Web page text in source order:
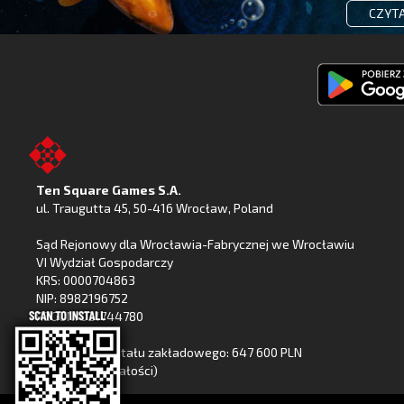
Ten Square Games S.A.
ul. Traugutta 45, 50-416 Wrocław, Poland
Sąd Rejonowy dla Wrocławia-Fabrycznej we Wrocławiu
VI Wydział Gospodarczy
KRS: 0000704863
NIP: 8982196752
REGON: 021744780
Wysokość kapitału zakładowego: 647 600 PLN
(wpłacony w całości)